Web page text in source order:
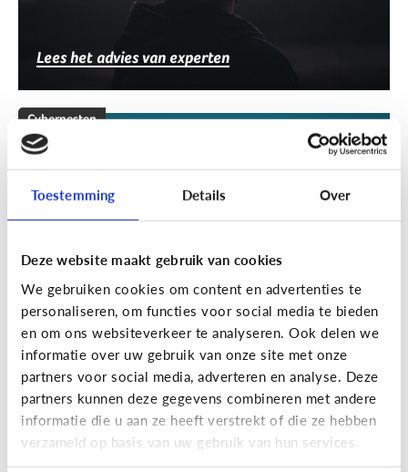
Toestemming Details Over
Deze website maakt gebruik van cookies
We gebruiken cookies om content en advertenties te
personaliseren, om functies voor social media te bieden
en om ons websiteverkeer te analyseren. Ook delen we
informatie over uw gebruik van onze site met onze
partners voor social media, adverteren en analyse. Deze
partners kunnen deze gegevens combineren met andere
informatie die u aan ze heeft verstrekt of die ze hebben
verzameld op basis van uw gebruik van hun services.
Lees het advies van experten
Cyberpesten
[Klik & Print]
cyberpesten
Cyberpesten
Welke tieners lopen een groter